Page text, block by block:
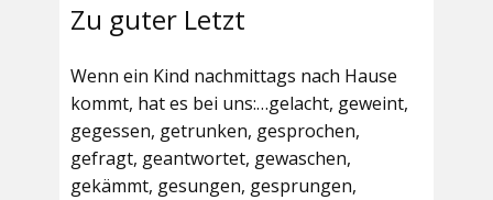
Zu guter Letzt
Wenn ein Kind nachmittags nach Hause
kommt, hat es bei uns:…gelacht, geweint,
gegessen, getrunken, gesprochen,
gefragt, geantwortet, gewaschen,
gekämmt, gesungen, gesprungen,